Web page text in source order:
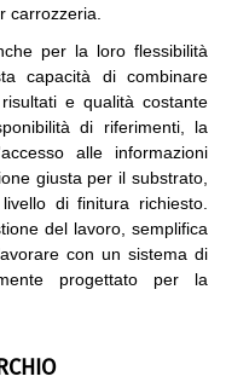
carrozzeria.
per la loro flessibilità
capacità di combinare
e qualità costante
di riferimenti, la
alle informazioni
giusta per il substrato,
di finitura richiesto.
del lavoro, semplifica
con un sistema di
progettato per la